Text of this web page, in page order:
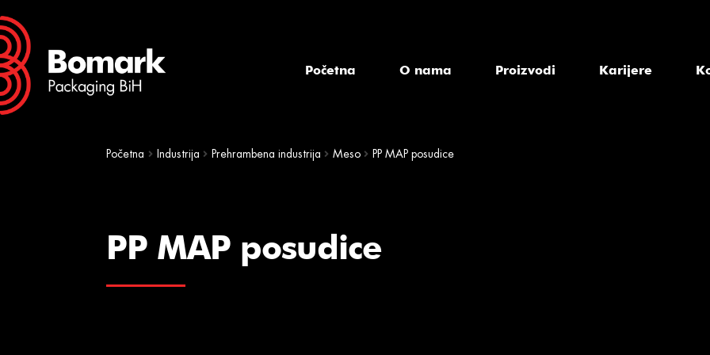
Skip
to
navigation
Skip
to
content
Početna O nama Proizvodi Karijere
Početna Industrija Prehrambena industrija Meso PP MAP posudice
PP MAP posudice